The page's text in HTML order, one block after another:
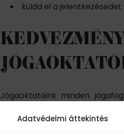
Adatvédelmi áttekintés
küldd el a
Jógaoktatóink minden
jógázóinknak. Az ő